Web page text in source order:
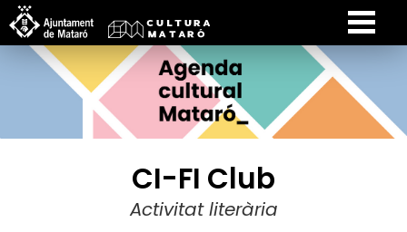
CI-FI Club
Activitat literària